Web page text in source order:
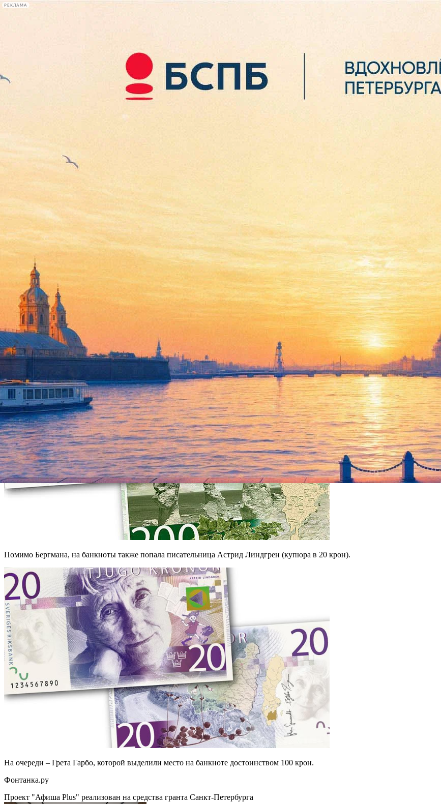
РЕКЛАМА
лекции
книги
Ингмар Бергман появился на шведских кронах
27 октября 2015,
Выдающийся шведский режиссер Ингмар Бергман теперь увековечен в национальной валюте: его портрет, а также кадр
крон. Как сообщаетКинотеатр.ру , такое решение было принято центральным банком этой страны еще в 2011 году.
Помимо Бергмана, на банкноты также попала писательница Астрид Линдгрен (купюра в 20 крон).
На очереди – Грета Гарбо, которой выделили место на банкноте достоинством 100 крон.
Фонтанка.ру
Проект "Афиша Plus" реализован на средства гранта Санкт-Петербурга